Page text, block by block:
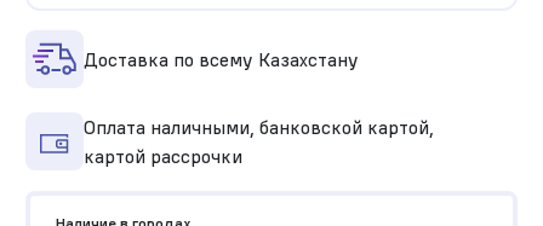
Доставка по всему Казахстану
Оплата наличными, банковской картой,
картой рассрочки